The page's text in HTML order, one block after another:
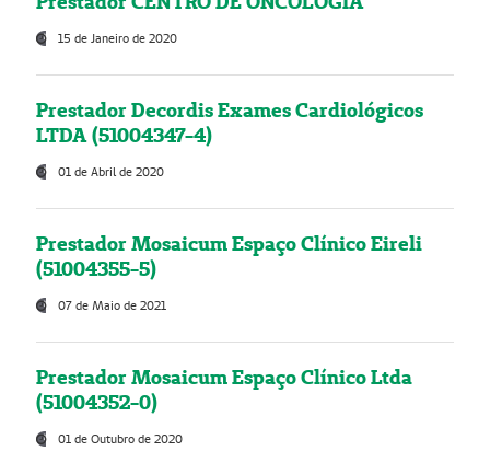
15 de Janeiro de 2020
Prestador Decordis Exames Cardiológicos
LTDA (51004347-4)
01 de Abril de 2020
Prestador Mosaicum Espaço Clínico Eireli
(51004355-5)
07 de Maio de 2021
Prestador Mosaicum Espaço Clínico Ltda
(51004352-0)
01 de Outubro de 2020